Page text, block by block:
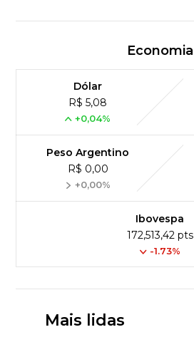
Economia
Dólar
R$ 5,08
+0,04%
Peso Argentino
R$ 0,00
+0,00%
Ibovespa
172,513,42 pts
-1.73%
Mais lidas